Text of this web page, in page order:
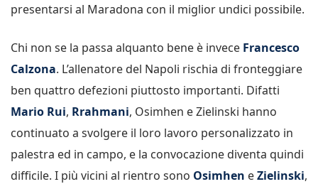
presentarsi al Maradona con il miglior undici possibile.
Chi non se la passa alquanto bene è invece Francesco
Calzona. L’allenatore del Napoli rischia di fronteggiare
ben quattro defezioni piuttosto importanti. Difatti
Mario Rui, Rrahmani, Osimhen e Zielinski hanno
continuato a svolgere il loro lavoro personalizzato in
palestra ed in campo, e la convocazione diventa quindi
difficile. I più vicini al rientro sono Osimhen eZielinski,